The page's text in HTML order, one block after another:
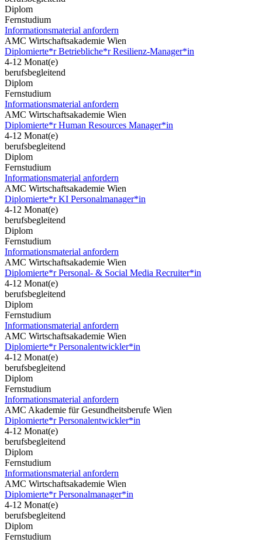
Diplom
Fernstudium
Informationsmaterial anfordern
AMC Wirtschaftsakademie Wien
Diplomierte*r Betriebliche*r Resilienz-Manager*in
4-12 Monat(e)
berufsbegleitend
Diplom
Fernstudium
Informationsmaterial anfordern
AMC Wirtschaftsakademie Wien
Diplomierte*r Human Resources Manager*in
4-12 Monat(e)
berufsbegleitend
Diplom
Fernstudium
Informationsmaterial anfordern
AMC Wirtschaftsakademie Wien
Diplomierte*r KI Personalmanager*in
4-12 Monat(e)
berufsbegleitend
Diplom
Fernstudium
Informationsmaterial anfordern
AMC Wirtschaftsakademie Wien
Diplomierte*r Personal- & Social Media Recruiter*in
4-12 Monat(e)
berufsbegleitend
Diplom
Fernstudium
Informationsmaterial anfordern
AMC Wirtschaftsakademie Wien
Diplomierte*r Personalentwickler*in
4-12 Monat(e)
berufsbegleitend
Diplom
Fernstudium
Informationsmaterial anfordern
AMC Akademie für Gesundheitsberufe Wien
Diplomierte*r Personalentwickler*in
4-12 Monat(e)
berufsbegleitend
Diplom
Fernstudium
Informationsmaterial anfordern
AMC Wirtschaftsakademie Wien
Diplomierte*r Personalmanager*in
4-12 Monat(e)
berufsbegleitend
Diplom
Fernstudium